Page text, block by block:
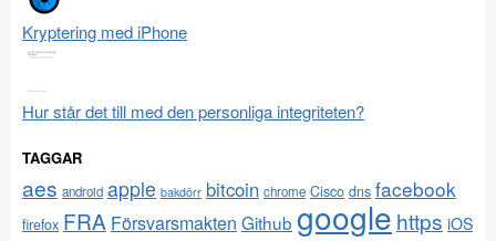
Kryptering med iPhone
Hur står det till med den personliga integriteten?
TAGGAR
aes android apple bakdörr bitcoin chrome Cisco dns facebook
firefox FRA Försvarsmakten Github google https iOS